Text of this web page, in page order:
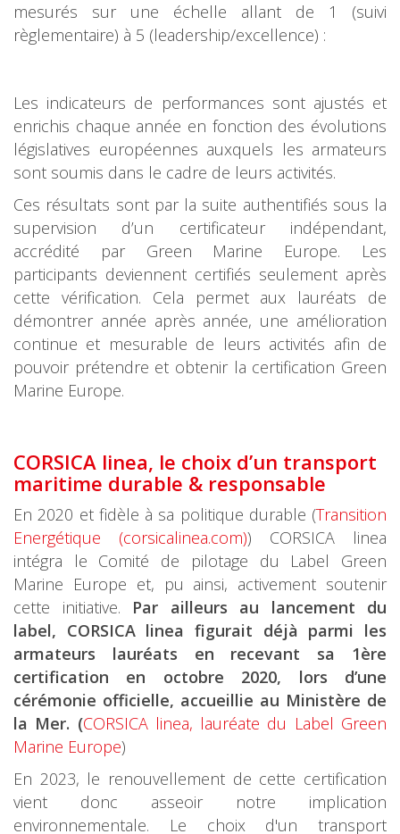
mesurés sur une échelle allant de 1 (suivi
règlementaire) à 5 (leadership/excellence) :
Les indicateurs de performances sont ajustés et
enrichis chaque année en fonction des évolutions
législatives européennes auxquels les armateurs
sont soumis dans le cadre de leurs activités.
Ces résultats sont par la suite authentifiés sous la
supervision d’un certificateur indépendant,
accrédité par Green Marine Europe. Les
participants deviennent certifiés seulement après
cette vérification. Cela permet aux lauréats de
démontrer année après année, une amélioration
continue et mesurable de leurs activités afin de
pouvoir prétendre et obtenir la certification Green
Marine Europe.
CORSICA linea, le choix d’un transport
maritime durable & responsable
En 2020 et fidèle à sa politique durable (Transition
Energétique (corsicalinea.com)) CORSICA linea
intégra le Comité de pilotage du Label Green
Marine Europe et, pu ainsi, activement soutenir
cette initiative. Par ailleurs au lancement du
label, CORSICA linea figurait déjà parmi les
armateurs lauréats en recevant sa 1ère
certification en octobre 2020, lors d’une
cérémonie officielle, accueillie au Ministère de
la Mer. (CORSICA linea, lauréate du Label Green
Marine Europe)
En 2023, le renouvellement de cette certification
vient donc asseoir notre implication
environnementale. Le choix d'un transport